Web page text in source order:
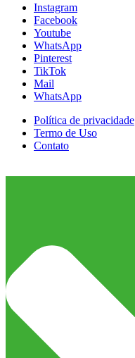
Instagram
Facebook
Youtube
WhatsApp
Pinterest
TikTok
Mail
WhatsApp
Política de privacidade
Termo de Uso
Contato